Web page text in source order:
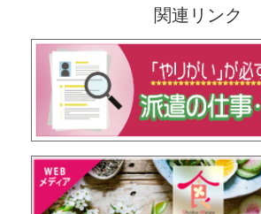
関連リンク